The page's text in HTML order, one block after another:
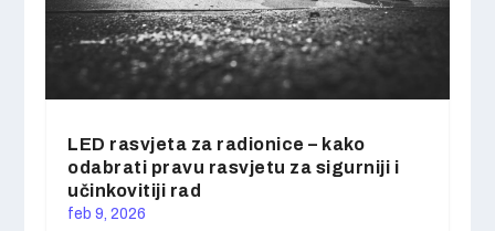
LED rasvjeta za radionice – kako
odabrati pravu rasvjetu za sigurniji i
učinkovitiji rad
feb 9, 2026